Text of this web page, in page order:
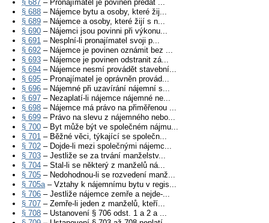
§ 687 – Pronajímatel je povinen předat ...
§ 688 – Nájemce bytu a osoby, které žij...
§ 689 – Nájemce a osoby, které žijí s n...
§ 690 – Nájemci jsou povinni při výkonu...
§ 691 – Nesplní-li pronajímatel svoji p...
§ 692 – Nájemce je povinen oznámit bez ...
§ 693 – Nájemce je povinen odstranit zá...
§ 694 – Nájemce nesmí provádět stavební...
§ 695 – Pronajímatel je oprávněn provád...
§ 696 – Nájemné při uzavírání nájemní s...
§ 697 – Nezaplatí-li nájemce nájemné ne...
§ 698 – Nájemce má právo na přiměřenou ...
§ 699 – Právo na slevu z nájemného nebo...
§ 700 – Byt může být ve společném nájmu...
§ 701 – Běžné věci, týkající se společn...
§ 702 – Dojde-li mezi společnými nájemc...
§ 703 – Jestliže se za trvání manželstv...
§ 704 – Stal-li se některý z manželů ná...
§ 705 – Nedohodnou-li se rozvedení manž...
§ 705a– Vztahy k nájemnímu bytu v regis...
§ 706 – Jestliže nájemce zemře a nejde-...
§ 707 – Zemře-li jeden z manželů, kteří...
§ 708 – Ustanovení § 706 odst. 1 a 2 a ...